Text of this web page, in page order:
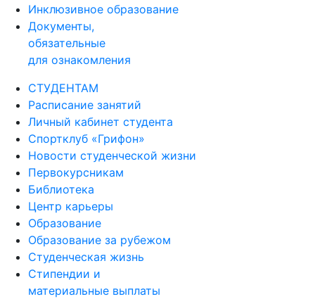
Инклюзивное образование
Документы,
обязательные
для ознакомления
СТУДЕНТАМ
Расписание занятий
Личный кабинет студента
Спортклуб «Грифон»
Новости студенческой жизни
Первокурсникам
Библиотека
Центр карьеры
Образование
Образование за рубежом
Студенческая жизнь
Стипендии и
материальные выплаты